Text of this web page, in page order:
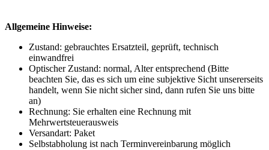
Allgemeine Hinweise:
Zustand: gebrauchtes Ersatzteil, geprüft, technisch
einwandfrei
Optischer Zustand: normal, Alter entsprechend (Bitte
beachten Sie, das es sich um eine subjektive Sicht unsererseits
handelt, wenn Sie nicht sicher sind, dann rufen Sie uns bitte
an)
Rechnung: Sie erhalten eine Rechnung mit
Mehrwertsteuerausweis
Versandart: Paket
Selbstabholung ist nach Terminvereinbarung möglich